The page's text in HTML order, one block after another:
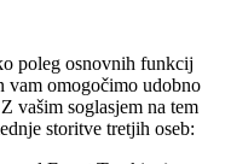
poleg osnovnih funkcij
vam omogočimo udobno
vašim soglasjem na tem
storitve tretjih oseb: